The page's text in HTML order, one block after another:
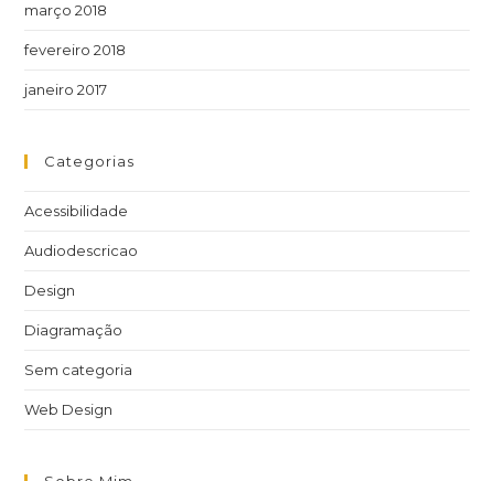
março 2018
fevereiro 2018
janeiro 2017
Categorias
Acessibilidade
Audiodescricao
Design
Diagramação
Sem categoria
Web Design